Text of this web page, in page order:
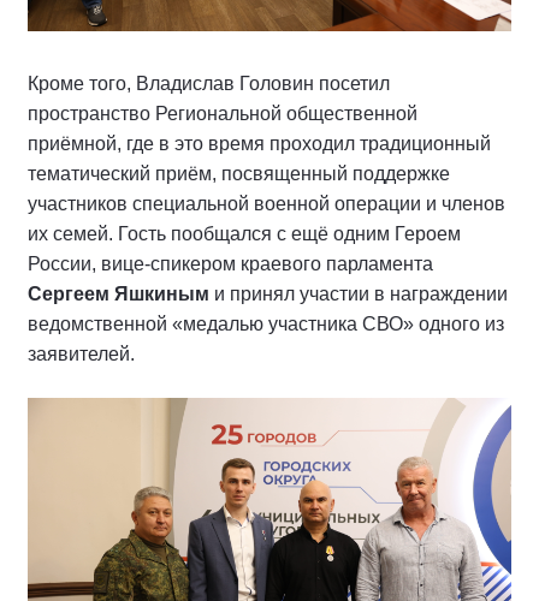
Кроме того, Владислав Головин посетил
пространство Региональной общественной
приёмной, где в это время проходил традиционный
тематический приём, посвященный поддержке
участников специальной военной операции и членов
их семей. Гость пообщался с ещё одним Героем
России, вице-спикером краевого парламента
Сергеем Яшкиным и принял участии в награждении
ведомственной «медалью участника СВО» одного из
заявителей.